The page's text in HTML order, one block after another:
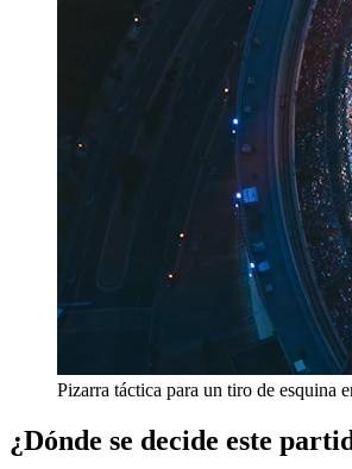
Pizarra táctica para un tiro de esquina
¿Dónde se decide este